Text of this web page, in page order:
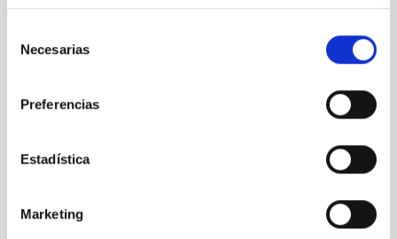
Necesarias
Preferencias
Estadística
Marketing
GREGOR